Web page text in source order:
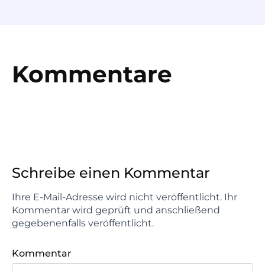
Kommentare
Schreibe einen Kommentar
Ihre E-Mail-Adresse wird nicht veröffentlicht. Ihr
Kommentar wird geprüft und anschließend
gegebenenfalls veröffentlicht.
Kommentar